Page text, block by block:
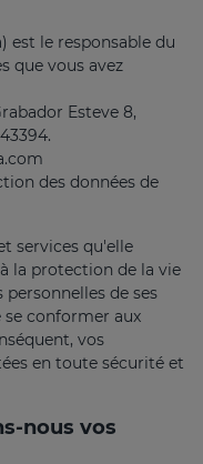
est le responsable du
que vous avez
Esteve 8,
des données de
services qu'elle
la protection de la vie
de ses
conformer aux
vos
en toute sécurité et
nous vos